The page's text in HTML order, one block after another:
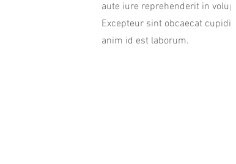
aute iure reprehenderit in
Excepteur sint obcaecat
anim id est laborum.